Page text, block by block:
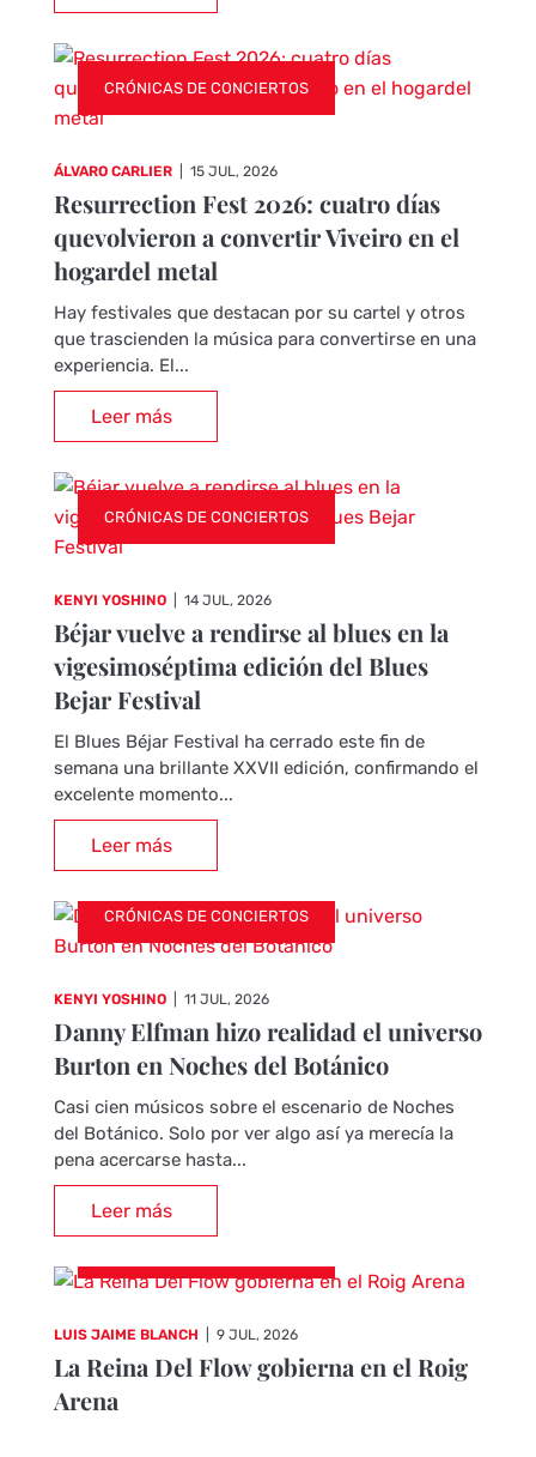
CRÓNICAS DE CONCIERTOS
ÁLVARO CARLIER 15 JUL, 2026
Resurrection Fest 2026: cuatro días
quevolvieron a convertir Viveiro en el
hogardel metal
Hay festivales que destacan por su cartel y otros
que trascienden la música para convertirse en una
experiencia. El...
Leer más
CRÓNICAS DE CONCIERTOS
KENYI YOSHINO 14 JUL, 2026
Béjar vuelve a rendirse al blues en la
vigesimoséptima edición del Blues
Bejar Festival
El Blues Béjar Festival ha cerrado este fin de
semana una brillante XXVII edición, confirmando el
excelente momento...
Leer más
CRÓNICAS DE CONCIERTOS
KENYI YOSHINO 11 JUL, 2026
Danny Elfman hizo realidad el universo
Burton en Noches del Botánico
Casi cien músicos sobre el escenario de Noches
del Botánico. Solo por ver algo así ya merecía la
pena acercarse hasta...
Leer más
LUIS JAIME BLANCH 9 JUL, 2026
La Reina Del Flow gobierna en el Roig
Arena